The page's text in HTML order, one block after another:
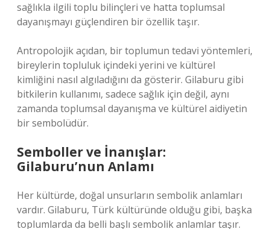
sağlıkla ilgili toplu bilinçleri ve hatta toplumsal
dayanışmayı güçlendiren bir özellik taşır.
Antropolojik açıdan, bir toplumun tedavi yöntemleri,
bireylerin topluluk içindeki yerini ve kültürel
kimliğini nasıl algıladığını da gösterir. Gilaburu gibi
bitkilerin kullanımı, sadece sağlık için değil, aynı
zamanda toplumsal dayanışma ve kültürel aidiyetin
bir sembolüdür.
Semboller ve İnanışlar:
Gilaburu’nun Anlamı
Her kültürde, doğal unsurların sembolik anlamları
vardır. Gilaburu, Türk kültüründe olduğu gibi, başka
toplumlarda da belli başlı sembolik anlamlar taşır.